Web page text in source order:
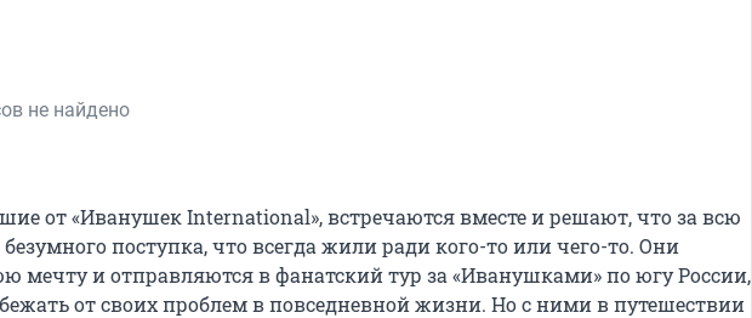
не найдено
от «Иванушек International», встречаются вместе и решают, что за всю
поступка, что всегда жили ради кого-то или чего-то. Они
мечту и отправляются в фанатский тур за «Иванушками» по югу России,
от своих проблем в повседневной жизни. Но с ними в путешествии